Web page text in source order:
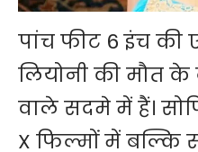
पांच फीट 6 इंच की
लियोनी की मौत
वाले सदमे में हैं।
X फिल्मों में बल्कि